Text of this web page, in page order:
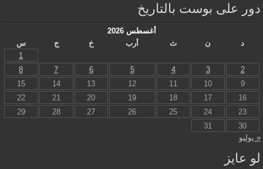
دور على بوست بالتاريخ
أغسطس 2026
د
ن ث أرب خ ج
س
1
2
3
4
5
6
7
8
9
10
11
12
13
14
15
16
17
18
19
20
21
22
23
24
25
26
27
28
29
30
31
« يوليو
لو عايز